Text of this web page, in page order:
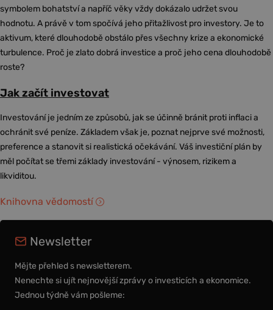
symbolem bohatství a napříč věky vždy dokázalo udržet svou
hodnotu. A právě v tom spočívá jeho přitažlivost pro investory. Je to
aktivum, které dlouhodobě obstálo přes všechny krize a ekonomické
turbulence. Proč je zlato dobrá investice a proč jeho cena dlouhodobě
roste?
Jak začít investovat
Investování je jedním ze způsobů, jak se účinně bránit proti inflaci a
ochránit své peníze. Základem však je, poznat nejprve své možnosti,
preference a stanovit si realistická očekávání. Váš investiční plán by
měl počítat se třemi základy investování - výnosem, rizikem a
likviditou.
Knihovna vědomostí
Newsletter
Mějte přehled s newsletterem.
Nenechte si ujít nejnovější zprávy o investicích a ekonomice.
Jednou týdně vám pošleme: